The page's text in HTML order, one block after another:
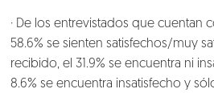
· De los entrevistados que cuentan
58.6% se sienten satisfechos/muy
recibido, el 31.9% se encuentra ni
8.6% se encuentra insatisfecho y